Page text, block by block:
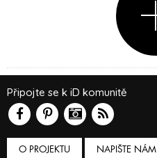
O PROJEKTU NAPIŠTE NÁM
Připojte se k iD komunitě